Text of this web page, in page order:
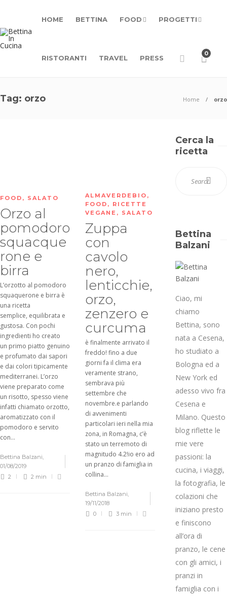
HOME BETTINA FOOD PROGETTI
RISTORANTI TRAVEL PRESS
0
Tag: orzo Home orzo
FOOD , SALATO
Orzo al
pomodoro
squacque
rone e
birra
L’orzotto al pomodoro
squaquerone e birra è
una ricetta
semplice, equilibrata e
gustosa. Con pochi
ingredienti ho creato
un primo piatto genuino
e profumato dai sapori
e dai colori tipicamente
mediterranei. L’orzo
viene preparato come
un risotto, spesso viene
infatti chiamato orzotto,
aromatizzato con il
pomodoro e servito
con...
Bettina Balzani,
01/08/2019
2
2 min
ALMAVERDEBIO ,
FOOD , RICETTE
VEGANE , SALATO
Zuppa
con
cavolo
nero,
lenticchie,
orzo,
zenzero e
curcuma
è finalmente arrivato il
freddo! fino a due
giorni fa il clima era
veramente strano,
sembrava più
settembre che
novembre.e parlando
di avvenimenti
particolari ieri nella mia
zona, in Romagna, c’è
stato un terremoto di
magnitudo 4.2!io ero ad
un pranzo di famiglia in
collina...
Bettina Balzani,
19/11/2018
0
3 min
Cerca la
ricetta
Bettina
Balzani
Ciao, mi
chiamo
Bettina, sono
nata a Cesena,
ho studiato a
Bologna ed a
New York ed
adesso vivo fra
Cesena e
Milano. Questo
blog riflette le
mie vere
passioni: la
cucina, i viaggi,
la fotografia, le
colazioni che
iniziano presto
e finiscono
all’ora di
pranzo, le cene
con gli amici, i
pranzi in
famiglia con i